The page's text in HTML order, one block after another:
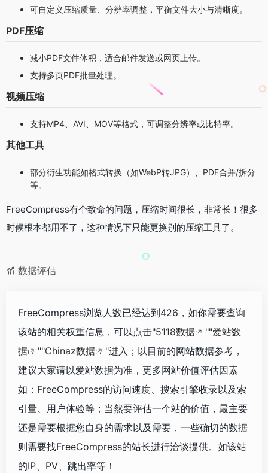
可自定义压缩质量、分辨率调整，平衡文件大小与清晰度。
PDF压缩
减小PDF文件体积，适合邮件发送或网页上传。
支持多页PDF批量处理。
视频压缩
支持MP4、AVI、MOV等格式，可调整分辨率或比特率。
其他工具
部分衍生功能如格式转换（如WebP转JPG）、PDF合并/拆分
等。
FreeCompress有个致命的问题，压缩时间很长，非常长！很多
时候根本都用不了，这种情况下只能更换别的压缩工具了。
数据评估
FreeCompress浏览人数已经达到426，如你需要查询
该站的相关权重信息，可以点击"5118数据 ""爱站数
据
""Chinaz数据
"进入；以目前的网站数据参考，
建议大家请以爱站数据为准，更多网站价值评估因素
如：FreeCompress的访问速度、搜索引擎收录以及索
引量、用户体验等；当然要评估一个站的价值，最主要
还是需要根据您自身的需求以及需要，一些确切的数据
则需要找FreeCompress的站长进行洽谈提供。如该站
的IP、PV、跳出率等！